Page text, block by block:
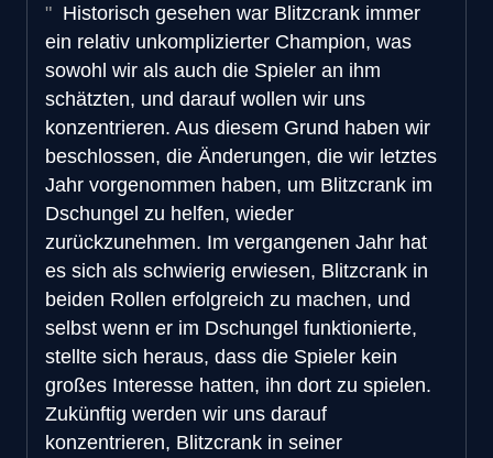
Historisch gesehen war Blitzcrank immer
ein relativ unkomplizierter Champion, was
sowohl wir als auch die Spieler an ihm
schätzten, und darauf wollen wir uns
konzentrieren. Aus diesem Grund haben wir
beschlossen, die Änderungen, die wir letztes
Jahr vorgenommen haben, um Blitzcrank im
Dschungel zu helfen, wieder
zurückzunehmen. Im vergangenen Jahr hat
es sich als schwierig erwiesen, Blitzcrank in
beiden Rollen erfolgreich zu machen, und
selbst wenn er im Dschungel funktionierte,
stellte sich heraus, dass die Spieler kein
großes Interesse hatten, ihn dort zu spielen.
Zukünftig werden wir uns darauf
konzentrieren, Blitzcrank in seiner